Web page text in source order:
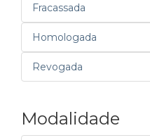
Fracassada
Homologada
Revogada
Modalidade